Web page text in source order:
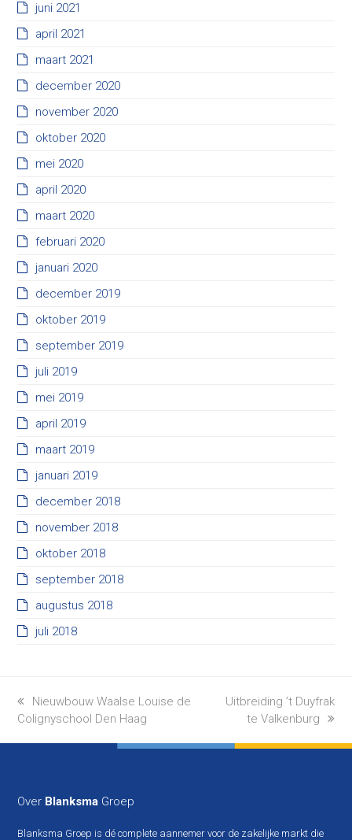
juni 2021
april 2021
maart 2021
december 2020
november 2020
oktober 2020
mei 2020
april 2020
maart 2020
februari 2020
januari 2020
december 2019
oktober 2019
september 2019
juli 2019
mei 2019
april 2019
maart 2019
januari 2019
december 2018
november 2018
oktober 2018
september 2018
augustus 2018
juli 2018
previous
post:
Nieuwbouw Waalse Louise de
Colignyschool Den Haag
next
post:
Uitbreiding ’t Duyfrak
te Valkenburg
Over Blanksma Groep
Blanksma Groep is dé complete aannemer voor de zakelijke markt die